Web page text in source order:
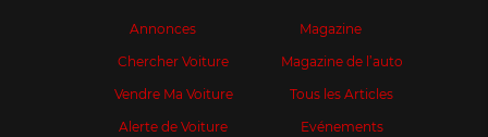
Annonces
Chercher Voiture
Vendre Ma Voiture
Alerte de Voiture
Magazine
Magazine de l’auto
Tous les Articles
Evénements